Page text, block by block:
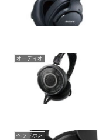
オーディオ
ヘッドホン